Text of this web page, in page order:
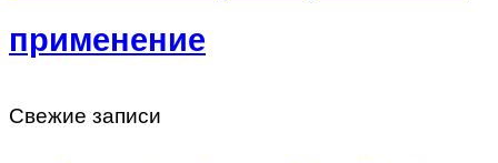
применение
Свежие записи